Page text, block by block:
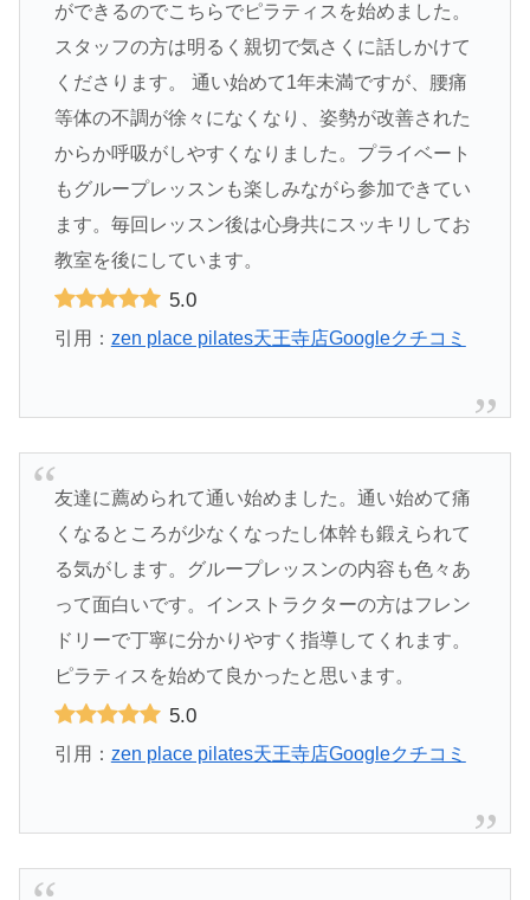
ができるのでこちらでピラティスを始めました。
スタッフの方は明るく親切で気さくに話しかけて
くださります。 通い始めて1年未満ですが、腰痛
等体の不調が徐々になくなり、姿勢が改善された
からか呼吸がしやすくなりました。プライベート
もグループレッスンも楽しみながら参加できてい
ます。毎回レッスン後は心身共にスッキリしてお
教室を後にしています。
5.0
引用： zen place pilates天王寺店Googleクチコミ
友達に薦められて通い始めました。通い始めて痛
くなるところが少なくなったし体幹も鍛えられて
る気がします。グループレッスンの内容も色々あ
って面白いです。インストラクターの方はフレン
ドリーで丁寧に分かりやすく指導してくれます。
ピラティスを始めて良かったと思います。
5.0
引用： zen place pilates天王寺店Googleクチコミ